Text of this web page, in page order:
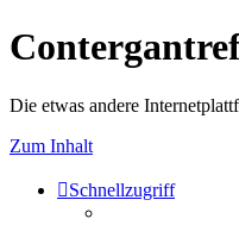
Die etwas andere
Zum Inhalt
Schnellzugriff